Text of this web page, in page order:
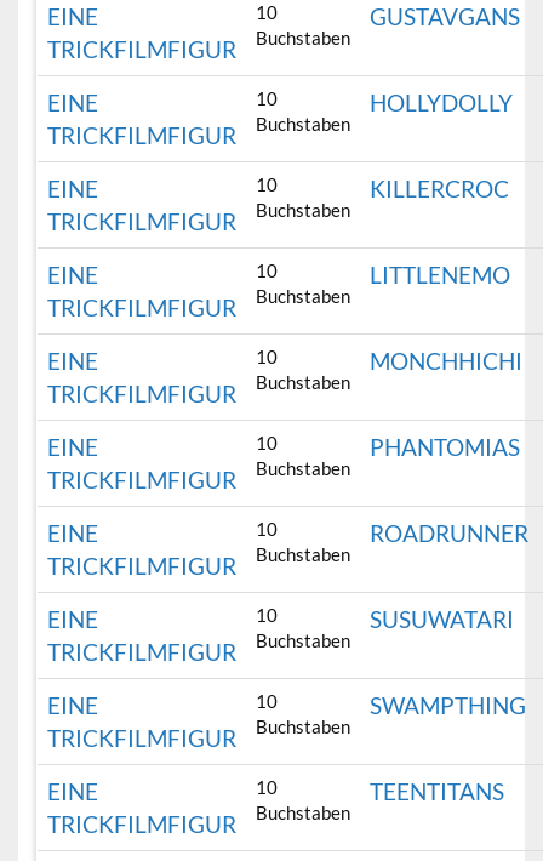
EINE
TRICKFILMFIGUR
10
Buchstaben
GUSTAVGANS
EINE
TRICKFILMFIGUR
10
Buchstaben
HOLLYDOLLY
EINE
TRICKFILMFIGUR
10
Buchstaben
KILLERCROC
EINE
TRICKFILMFIGUR
10
Buchstaben
LITTLENEMO
EINE
TRICKFILMFIGUR
10
Buchstaben
MONCHHICHI
EINE
TRICKFILMFIGUR
10
Buchstaben
PHANTOMIAS
EINE
TRICKFILMFIGUR
10
Buchstaben
ROADRUNNER
EINE
TRICKFILMFIGUR
10
Buchstaben
SUSUWATARI
EINE
TRICKFILMFIGUR
10
Buchstaben
SWAMPTHING
EINE
TRICKFILMFIGUR
10
Buchstaben
TEENTITANS